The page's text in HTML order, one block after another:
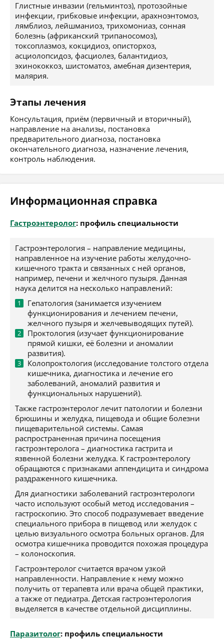
Глистные инвазии (гельминтоз), протозойные
инфекции, грибковые инфекции, арахноэнтомоз,
лямблиоз, лейшманиоз, трихомониаз, сонная
болезнь (африканский трипаносомоз),
токсоплазмоз, кокцидиоз, описторхоз,
асциолопсидоз, фасциолез, балантидиоз,
эхинококкоз, шистоматоз, амебная дизентерия,
малярия.
Этапы лечения
Консультация, приём (первичный и вторичный),
направление на анализы, постановка
предварительного диагноза, постановка
окончательного диагноза, назначение лечения,
контроль наблюдения.
Информационная справка
Гастроэнтеролог: профиль специальности
Гастроэнтерология – направление медицины,
направленное на изучение работы желудочно-
кишечного тракта и связанных с ней органов,
например, печени и желчного пузыря. Данная
наука делится на несколько направлений:
Гепатология (занимается изучением
функционирования и лечением печени,
желчного пузыря и желчевыводящих путей).
Проктология (изучает функционирование
прямой кишки, её болезни и аномалии
развития).
Колопроктология (исследование толстого отдела
кишечника, диагностика и лечение его
заболеваний, аномалий развития и
функциональных нарушений).
Также гастроэнтеролог лечит патологии и болезни
брюшины и желудка, пищевода и общие болезни
пищеварительной системы. Самая
распространенная причина посещения
гастроэнтеролога – диагностика гастрита и
язвенной болезни желудка. К гастроэнтерологу
обращаются с признаками аппендицита и синдрома
раздраженного кишечника.
Для диагностики заболеваний гастроэнтерологи
часто используют особый метод исследования –
гастроскопию. Это способ подразумевает введение
специального прибора в пищевод или желудок с
целью визуального осмотра больных органов. Для
осмотра кишечника проводится похожая процедура
– колоноскопия.
Гастроэнтеролог считается врачом узкой
направленности. Направление к нему можно
получить от терапевта или врача общей практики,
а также от педиатра. Детская гастроэнтерология
выделяется в качестве отдельной дисциплины.
Паразитолог: профиль специальности